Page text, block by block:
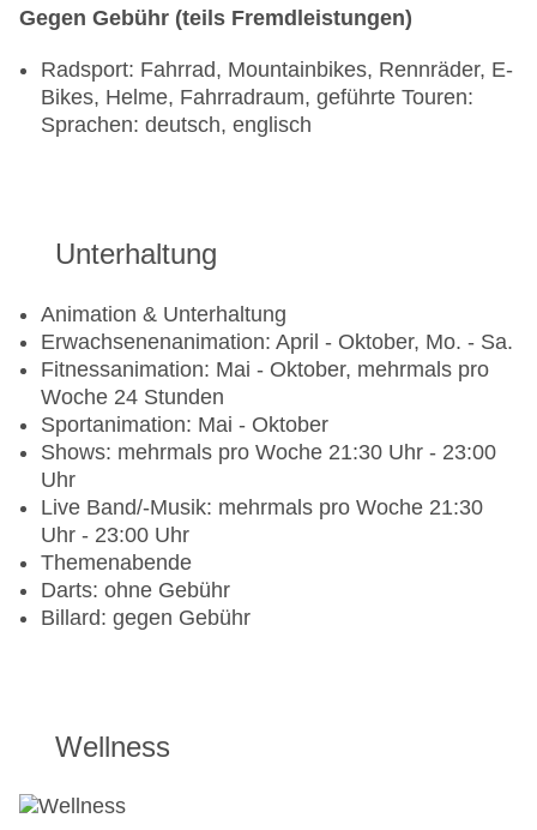
Reservierung nicht notwendig, vegetarische
Gerichte: ohne Gebühr, bei All Inclusive inklusive,
Anfrage & Reservierung nicht notwendig, vegane
Gerichte: ohne Gebühr, bei All Inclusive inklusive,
Anfrage & Reservierung nicht notwendig,
18:30 Uhr - 21:00 Uhr, klimatisierbar, mit
Terrasse, Raucherbereich
Bars & mehr: 2
Poolbar Indoor „see soul bar“: ab 16 Jahre,
Februar - Oktober, täglich 10:00 Uhr - 00:00 Uhr
Skybar „BLUE BAR“: ab 16 Jahre, Mai - Oktober;
wetterabhängig, Mi. 17:00 Uhr - 23:30 Uhr, Do.
17:00 Uhr - 23:30 Uhr, Fr. 17:00 Uhr - 23:30 Uhr,
Sa. 17:00 Uhr - 23:30 Uhr, So. 17:00 Uhr - 23:30
Uhr
Gegen Gebühr (teils Fremdleistungen)
Radsport: Fahrrad, Mountainbikes, Rennräder, E-
Bikes, Helme, Fahrradraum, geführte Touren:
Sprachen: deutsch, englisch
Unterhaltung
Animation & Unterhaltung
Erwachsenenanimation: April - Oktober, Mo. - Sa.
Fitnessanimation: Mai - Oktober, mehrmals pro
Woche 24 Stunden
Sportanimation: Mai - Oktober
Shows: mehrmals pro Woche 21:30 Uhr - 23:00
Uhr
Live Band/-Musik: mehrmals pro Woche 21:30
Uhr - 23:00 Uhr
Themenabende
Darts: ohne Gebühr
Billard: gegen Gebühr
Wellness